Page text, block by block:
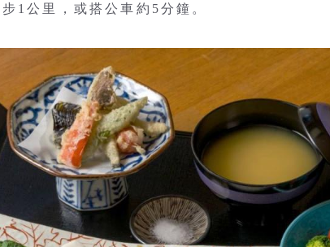
1公里，或搭公車約5分鐘。